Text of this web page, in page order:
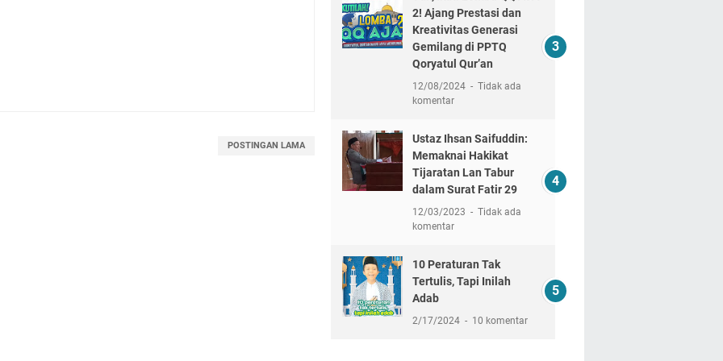
POSTINGAN LAMA
2! Ajang Prestasi dan
Kreativitas Generasi
Gemilang di PPTQ
Qoryatul Qur’an
12/08/2024
Tidak ada
komentar
Ustaz Ihsan Saifuddin:
Memaknai Hakikat
Tijaratan Lan Tabur
dalam Surat Fatir 29
12/03/2023
Tidak ada
komentar
10 Peraturan Tak
Tertulis, Tapi Inilah
Adab
2/17/2024 10 komentar